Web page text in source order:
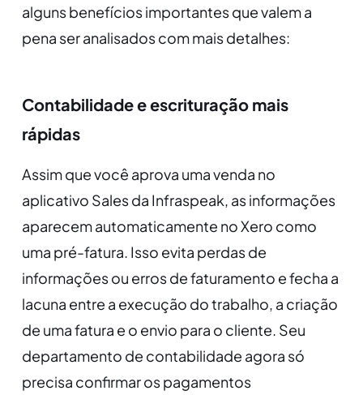
alguns benefícios importantes que valem a
pena ser analisados com mais detalhes:
Contabilidade e escrituração mais
rápidas
Assim que você aprova uma venda no
aplicativo Sales da Infraspeak, as informações
aparecem automaticamente no Xero como
uma pré-fatura. Isso evita perdas de
informações ou erros de faturamento e fecha a
lacuna entre a execução do trabalho, a criação
de uma fatura e o envio para o cliente. Seu
departamento de contabilidade agora só
precisa confirmar os pagamentos